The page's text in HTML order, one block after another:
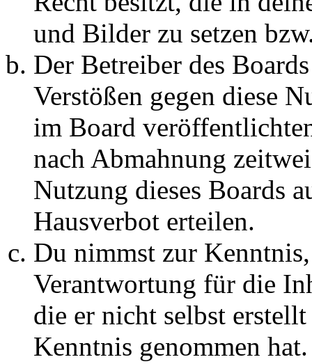
und Bilder zu setzen
Der Betreiber des
Verstößen gegen diese
im Board
nach Abmahnung
Nutzung dieses Boards
Hausverbot erteilen.
Du nimmst zur
Verantwortung für die
die er nicht selbst
Kenntnis genommen